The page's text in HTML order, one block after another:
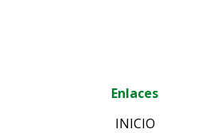
Enlaces
INICIO